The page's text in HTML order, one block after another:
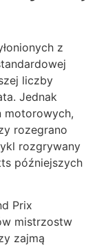
z
liczby
Jednak
motorowych,
rozegrano
rozgrywany
późniejszych
Prix
mistrzostw
zajmą